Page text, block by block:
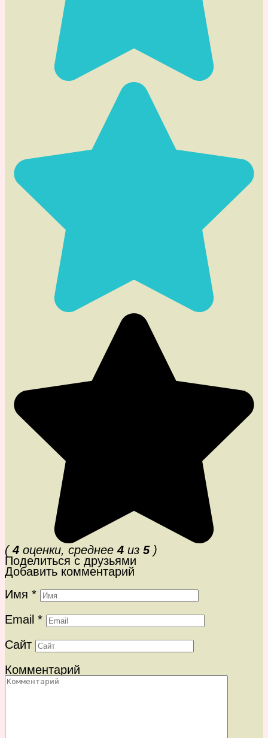
(4 оценки, среднее4 из 5)
Поделиться с друзьями
Добавить комментарий
Имя *
Email *
Сайт
Комментарий